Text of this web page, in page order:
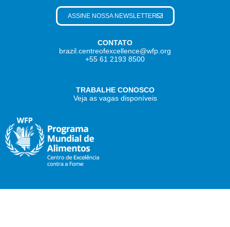
CONTATO
brazil.centreofexcellence@wfp.org
+55 61 2193 8500
TRABALHE CONOSCO
Veja as vagas disponíveis
ASSINE NOSSA NEWSLETTER